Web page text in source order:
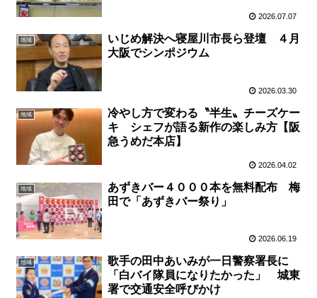
2026.07.07
地域
いじめ解決へ寝屋川市長ら登壇 ４月
大阪でシンポジウム
2026.03.30
地域
冷やし方で変わる〝半生〟チーズケー
キ シェフが語る新作の楽しみ方【阪
急うめだ本店】
2026.04.02
地域
あずきバー４０００本を無料配布 梅
田で「あずきバー祭り」
2026.06.19
地域
歌手の田中あいみが一日警察署長に
「白バイ隊員になりたかった」 城東
署で交通安全呼びかけ